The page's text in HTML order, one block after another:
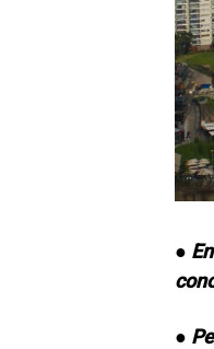
●
●